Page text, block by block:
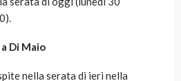
Di Maio
nella serata di ieri nella